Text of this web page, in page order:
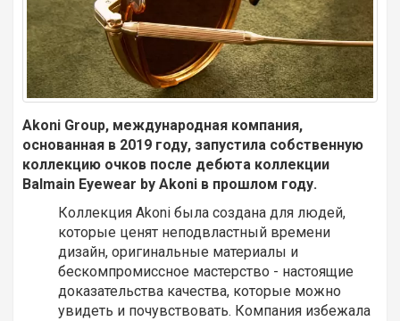
Akoni Group, международная компания,
основанная в 2019 году, запустила собственную
коллекцию очков после дебюта коллекции
Balmain Eyewear by Akoni в прошлом году.
Коллекция Akoni была создана для людей,
которые ценят неподвластный времени
дизайн, оригинальные материалы и
бескомпромиссное мастерство - настоящие
доказательства качества, которые можно
увидеть и почувствовать. Компания избежала